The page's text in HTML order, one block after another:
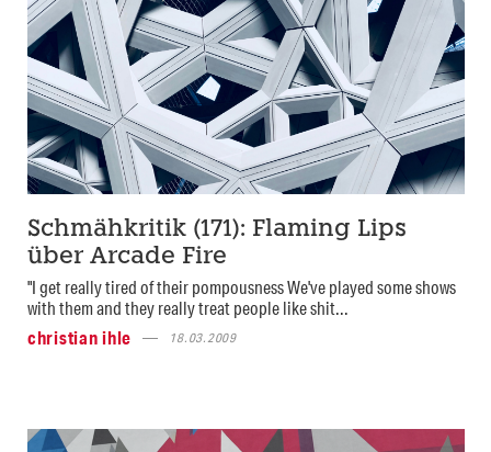
Schmähkritik (171): Flaming Lips
über Arcade Fire
"I get really tired of their pompousness We've played some shows
with them and they really treat people like shit...
christian ihle
18.03.2009